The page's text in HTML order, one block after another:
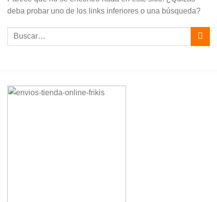
deba probar uno de los links inferiores o una búsqueda?